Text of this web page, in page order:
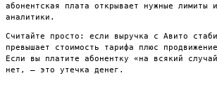
абонентская плата открывает нужные лимиты
аналитики.
Считайте просто: если выручка с Авито
превышает стоимость тарифа плюс
Если вы платите абонентку «на всякий
нет, — это утечка денег.